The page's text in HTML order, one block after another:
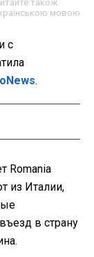
також
мовою
с
.
Romania
из Италии,
в страну